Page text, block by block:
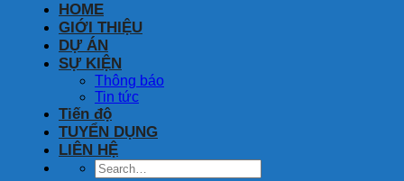
HOME
GIỚI THIỆU
DỰ ÁN
SỰ KIỆN
Thông báo
Tin tức
Tiến độ
TUYỂN DỤNG
LIÊN HỆ